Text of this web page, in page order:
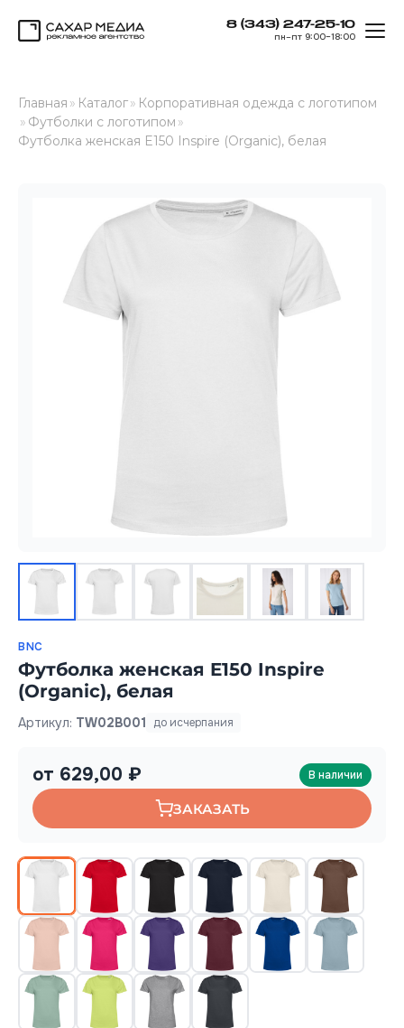
8 (343) 247-25-10
пн–пт 9:00–18:00
Главная » Каталог» Корпоративная одежда с логотипом
» Футболки с логотипом »
Футболка женская E150 Inspire (Organic), белая
BNC
Футболка женская E150 Inspire
(Organic), белая
Артикул: TW02B001 до исчерпания
от 629,00 ₽ В наличии
ЗАКАЗАТЬ